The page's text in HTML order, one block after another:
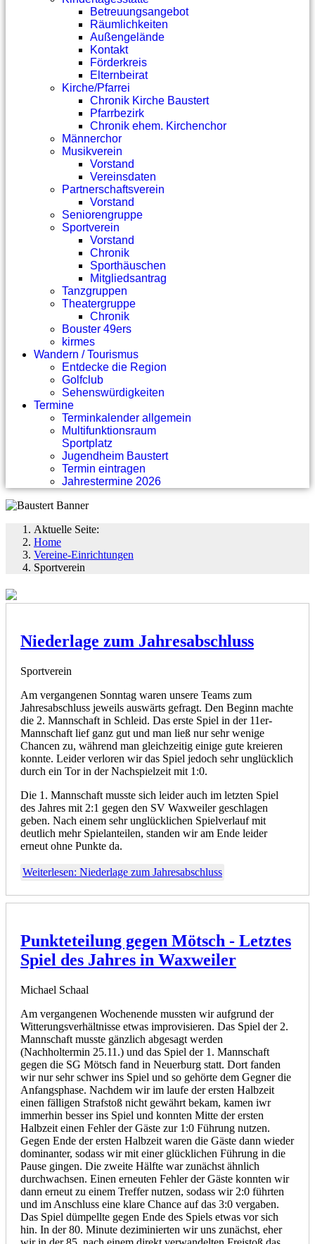
Betreuungsangebot
Räumlichkeiten
Außengelände
Kontakt
Förderkreis
Elternbeirat
Kirche/Pfarrei
Chronik Kirche Baustert
Pfarrbezirk
Chronik ehem. Kirchenchor
Männerchor
Musikverein
Vorstand
Vereinsdaten
Partnerschaftsverein
Vorstand
Seniorengruppe
Sportverein
Vorstand
Chronik
Sporthäuschen
Mitgliedsantrag
Tanzgruppen
Theatergruppe
Chronik
Bouster 49ers
kirmes
Wandern / Tourismus
Entdecke die Region
Golfclub
Sehenswürdigkeiten
Termine
Terminkalender allgemein
Multifunktionsraum
Sportplatz
Jugendheim Baustert
Termin eintragen
Jahrestermine 2026
Aktuelle Seite:
Home
Vereine-Einrichtungen
Sportverein
Niederlage zum Jahresabschluss
Sportverein
Am vergangenen Sonntag waren unsere Teams zum
Jahresabschluss jeweils auswärts gefragt. Den Beginn machte
die 2. Mannschaft in Schleid. Das erste Spiel in der 11er-
Mannschaft lief ganz gut und man ließ nur sehr wenige
Chancen zu, während man gleichzeitig einige gute kreieren
konnte. Leider verloren wir das Spiel jedoch sehr unglücklich
durch ein Tor in der Nachspielzeit mit 1:0.
Die 1. Mannschaft musste sich leider auch im letzten Spiel
des Jahres mit 2:1 gegen den SV Waxweiler geschlagen
geben. Nach einem sehr unglücklichen Spielverlauf mit
deutlich mehr Spielanteilen, standen wir am Ende leider
erneut ohne Punkte da.
Weiterlesen: Niederlage zum Jahresabschluss
Punkteteilung gegen Mötsch - Letztes
Spiel des Jahres in Waxweiler
Michael Schaal
Am vergangenen Wochenende mussten wir aufgrund der
Witterungsverhältnisse etwas improvisieren. Das Spiel der 2.
Mannschaft musste gänzlich abgesagt werden
(Nachholtermin 25.11.) und das Spiel der 1. Mannschaft
gegen die SG Mötsch fand in Neuerburg statt. Dort fanden
wir nur sehr schwer ins Spiel und so gehörte dem Gegner die
Anfangsphase. Nachdem wir im laufe der ersten Halbzeit
einen fälligen Strafstoß nicht gewährt bekam, kamen iwr
immerhin besser ins Spiel und konnten Mitte der ersten
Halbzeit einen Fehler der Gäste zur 1:0 Führung nutzen.
Gegen Ende der ersten Halbzeit waren die Gäste dann wieder
dominanter, sodass wir mit einer glücklichen Führung in die
Pause gingen. Die zweite Hälfte war zunächst ähnlich
durchwachsen. Einen erneuten Fehler der Gäste konnten wir
dann erneut zu einem Treffer nutzen, sodass wir 2:0 führten
und im Anschluss eine klare Chance auf das 3:0 vergaben.
Das Spiel dümpellte gegen Ende des Spiels etwas vor sich
hin. In der 80. Minute deziminierten wir uns zunächst, eher